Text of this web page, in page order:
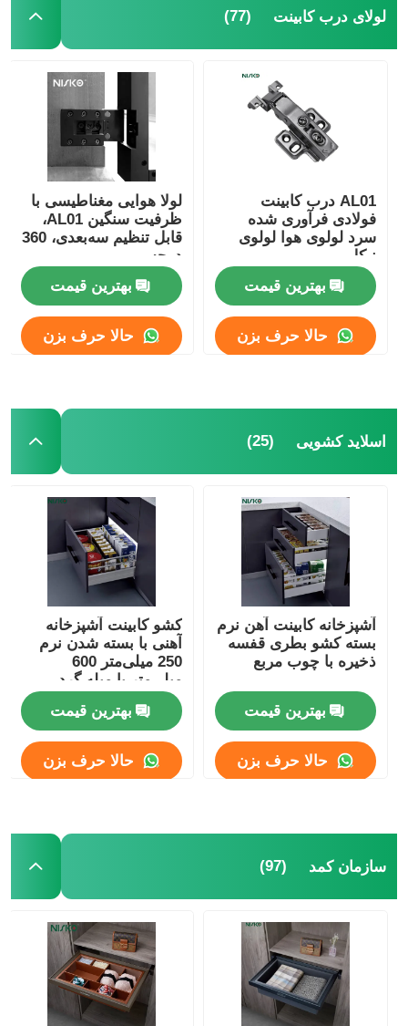
ظرف برنج
لولای درب کابینت (77)
AL01 درب کابینت
فولادی فرآوری شده
سرد لولوی هوا لولوی
نیکل
بهترین قیمت
حالا حرف بزن
لولا هوایی مغناطیسی با
ظرفیت سنگین AL01،
قابل تنظیم سه‌بعدی، 360
درجه
بهترین قیمت
حالا حرف بزن
اسلاید کشویی (25)
آشپزخانه کابینت آهن نرم
بسته کشو بطری قفسه
ذخیره با چوب مربع
بهترین قیمت
حالا حرف بزن
کشو کابینت آشپزخانه
آهنی با بسته شدن نرم
250 میلی‌متر 600
میلی‌متر با میله گرد
بهترین قیمت
حالا حرف بزن
سازمان کمد (97)